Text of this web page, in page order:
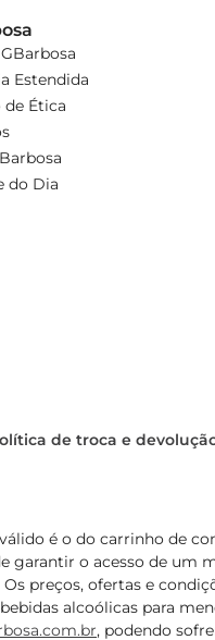
Estendida
Ética
do Dia
de troca e
é o do carrinho de
garantir o acesso de
preços, ofertas e
alcoólicas para
, podendo